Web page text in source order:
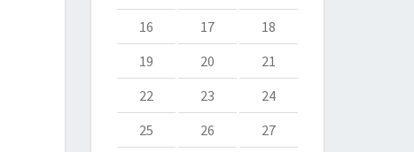
16
17
18
19
20
21
22
23
24
25
26
27